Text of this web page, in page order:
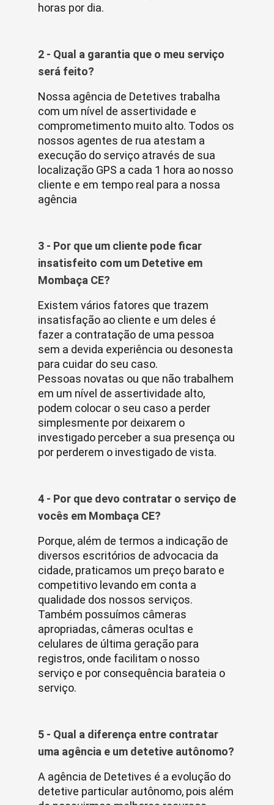
horas por dia.
2 - Qual a garantia que o meu serviço
será feito?
Nossa agência de Detetives trabalha
com um nível de assertividade e
comprometimento muito alto. Todos os
nossos agentes de rua atestam a
execução do serviço através de sua
localização GPS a cada 1 hora ao nosso
cliente e em tempo real para a nossa
agência
3 - Por que um cliente pode ficar
insatisfeito com um Detetive em
Mombaça CE?
Existem vários fatores que trazem
insatisfação ao cliente e um deles é
fazer a contratação de uma pessoa
sem a devida experiência ou desonesta
para cuidar do seu caso.
Pessoas novatas ou que não trabalhem
em um nível de assertividade alto,
podem colocar o seu caso a perder
simplesmente por deixarem o
investigado perceber a sua presença ou
por perderem o investigado de vista.
4 - Por que devo contratar o serviço de
vocês em Mombaça CE?
Porque, além de termos a indicação de
diversos escritórios de advocacia da
cidade, praticamos um preço barato e
competitivo levando em conta a
qualidade dos nossos serviços.
Também possuímos câmeras
apropriadas, câmeras ocultas e
celulares de última geração para
registros, onde facilitam o nosso
serviço e por consequência barateia o
serviço.
5 - Qual a diferença entre contratar
uma agência e um detetive autônomo?
A agência de Detetives é a evolução do
detetive particular autônomo, pois além